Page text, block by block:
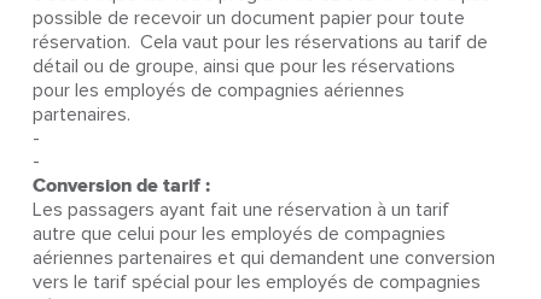
possible de recevoir un document papier pour toute
réservation. Cela vaut pour les réservations au tarif de
détail ou de groupe, ainsi que pour les réservations
pour les employés de compagnies aériennes
partenaires.
-
-
Conversion de tarif :
Les passagers ayant fait une réservation à un tarif
autre que celui pour les employés de compagnies
aériennes partenaires et qui demandent une conversion
vers le tarif spécial pour les employés de compagnies